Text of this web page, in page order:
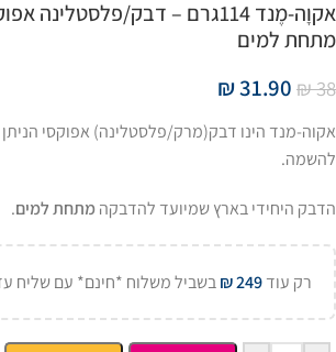
אקוָה-מֶנד 114גרם – דבק/
מתחת למים
₪38
₪31.90
אקוה-מנד הינו דבק(מרק/פלסטלינה) אפוקסי הניתן
להשמה.
הדבק היחידי בארץ שמיועד להדבקהמתחת למים.
רק עוד ₪249 בשביל משלוח *חינם* עם שליח